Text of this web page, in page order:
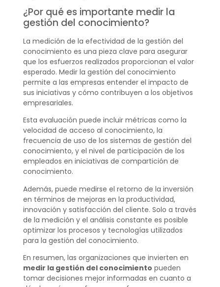
¿Por qué es importante medir la
gestión del conocimiento?
La medición de la efectividad de la gestión del
conocimiento es una pieza clave para asegurar
que los esfuerzos realizados proporcionan el valor
esperado. Medir la gestión del conocimiento
permite a las empresas entender el impacto de
sus iniciativas y cómo contribuyen a los objetivos
empresariales.
Esta evaluación puede incluir métricas como la
velocidad de acceso al conocimiento, la
frecuencia de uso de los sistemas de gestión del
conocimiento, y el nivel de participación de los
empleados en iniciativas de compartición de
conocimiento.
Además, puede medirse el retorno de la inversión
en términos de mejoras en la productividad,
innovación y satisfacción del cliente. Solo a través
de la medición y el análisis constante es posible
optimizar los procesos y tecnologías utilizados
para la gestión del conocimiento.
En resumen, las organizaciones que invierten en
medir la gestión del conocimiento pueden
tomar decisiones mejor informadas en cuanto a